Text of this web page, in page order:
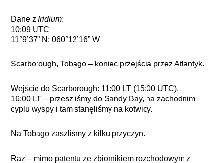
Dane zIridium:
10:09 UTC
11°9’37” N; 060°12’16” W
Scarborough, Tobago – koniec przejścia przez Atlantyk.
Wejście do Scarborough: 11:00 LT (15:00 UTC).
16:00 LT – przeszliśmy do Sandy Bay, na zachodnim
cyplu wyspy i tam stanęliśmy na kotwicy.
Na Tobago zaszliśmy z kilku przyczyn.
Raz – mimo patentu ze zbiornikiem rozchodowym z